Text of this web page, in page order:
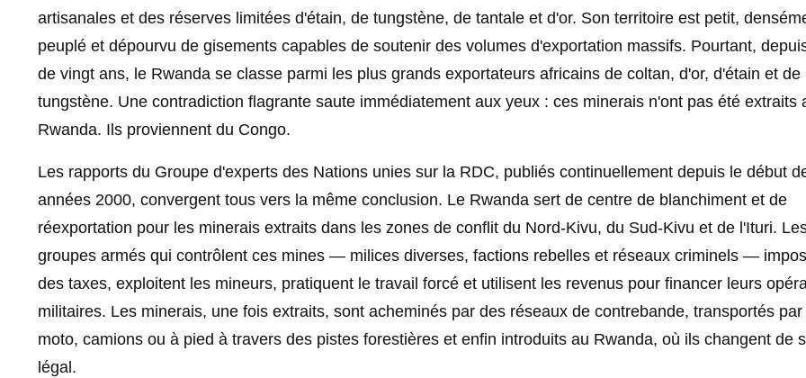
artisanales et des réserves limitées d'étain, de tungstène, de tantale et d'or. Son territoire est petit,
peuplé et dépourvu de gisements capables de soutenir des volumes d'exportation massifs. Pourtant,
de vingt ans, le Rwanda se classe parmi les plus grands exportateurs africains de coltan, d'or, d'étain et de
tungstène. Une contradiction flagrante saute immédiatement aux yeux : ces minerais n'ont pas été extraits
Rwanda. Ils proviennent du Congo.
Les rapports du Groupe d'experts des Nations unies sur la RDC, publiés continuellement depuis le début
années 2000, convergent tous vers la même conclusion. Le Rwanda sert de centre de blanchiment et de
réexportation pour les minerais extraits dans les zones de conflit du Nord-Kivu, du Sud-Kivu et de l'Ituri.
groupes armés qui contrôlent ces mines — milices diverses, factions rebelles et réseaux criminels —
des taxes, exploitent les mineurs, pratiquent le travail forcé et utilisent les revenus pour financer leurs
militaires. Les minerais, une fois extraits, sont acheminés par des réseaux de contrebande, transportés par
moto, camions ou à pied à travers des pistes forestières et enfin introduits au Rwanda, où ils changent de
légal.